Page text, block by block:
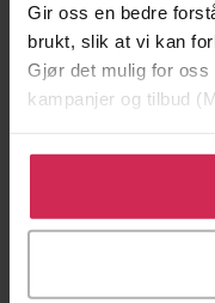
Gir oss en bedre
brukt, slik at vi kan
Gjør det mulig for oss
kampanjer og tilbud
Klikk på «Godta
bruke cookies for
tilpasse ditt
349,-
Spindelvevet
Stig Ellingsen
LYDBOK